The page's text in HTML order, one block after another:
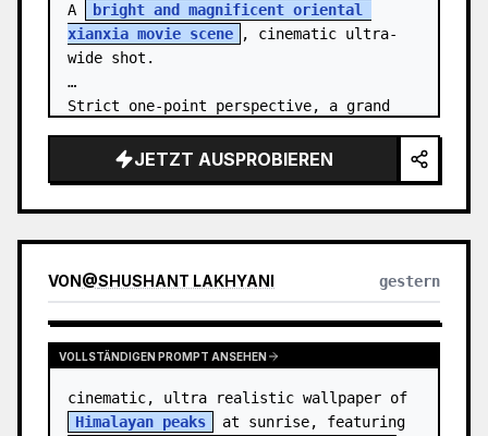
A
bright and magnificent oriental
xianxia movie scene
, cinematic ultra-
wide shot.
Strict one-point perspective, a grand
golden jade, passing through the sea of
clouds from the bottom…
JETZT AUSPROBIEREN
VON@SHUSHANT LAKHYANI gestern
VOLLSTÄNDIGEN PROMPT ANSEHEN
Himalayan peaks